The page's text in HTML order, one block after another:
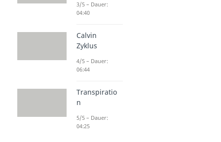
3/5 – Dauer:
04:40
Calvin
Zyklus
4/5 – Dauer:
06:44
Transpiratio
n
5/5 – Dauer:
04:25